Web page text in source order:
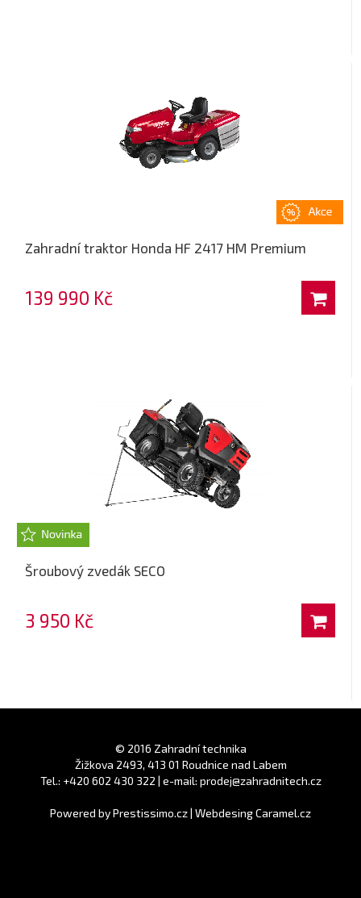
Zahradní traktor Honda HF 2417 HM Premium
139 990 Kč
Šroubový zvedák SECO
3 950 Kč
© 2016 Zahradní technika
Žižkova 2493, 413 01 Roudnice nad Labem
Tel.: +420 602 430 322 | e-mail: prodej@zahradnitech.cz
Powered byPrestissimo.cz| Webdesing Caramel.cz